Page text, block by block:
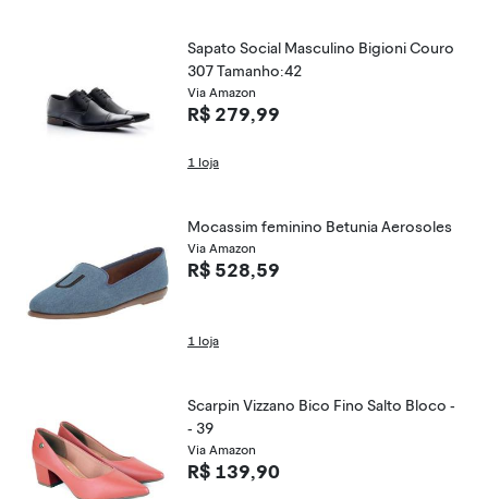
Sapato Social Masculino Bigioni Couro
307 Tamanho:42
Via Amazon
R$ 279,99
1 loja
Mocassim feminino Betunia Aerosoles
Via Amazon
R$ 528,59
1 loja
Scarpin Vizzano Bico Fino Salto Bloco -
- 39
Via Amazon
R$ 139,90